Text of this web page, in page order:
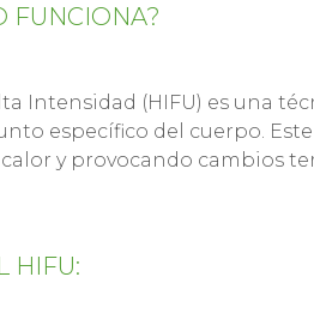
FUNCIONA?
Intensidad (HIFU) es una
específico del cuerpo.
y provocando cambios
HIFU: